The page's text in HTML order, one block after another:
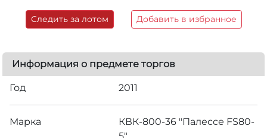
Следить за лотом Добавить в избранное
Информация о предмете торгов
Год 2011
Марка
КВК-800-36 "Палессе FS80-
5"